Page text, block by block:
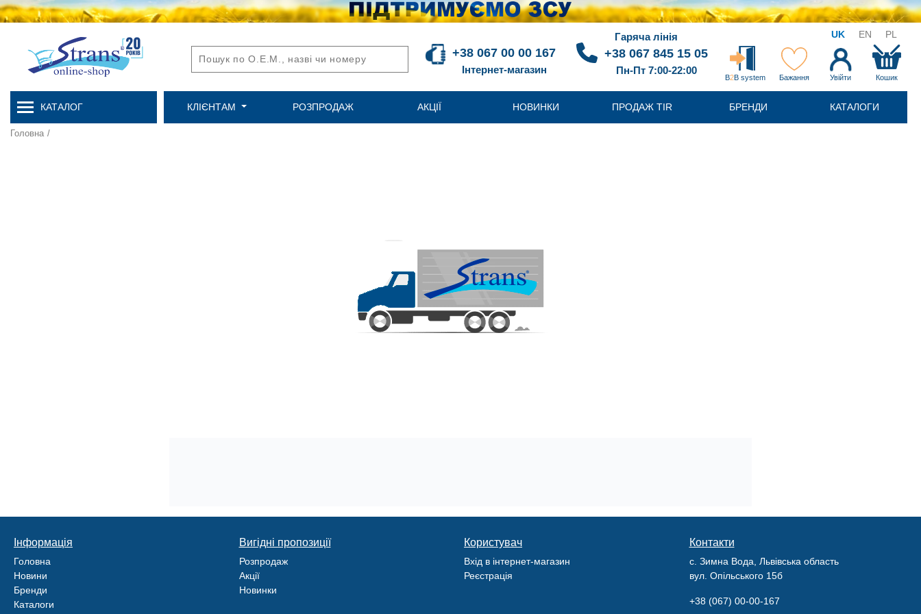
UK EN PL
+38 067 00 00 167
Інтернет-магазин
Гаряча лінія
+38 067 845 15 05
Пн-Пт 7:00-22:00
B2B system Бажання Увійти Кошик
КАТАЛОГ КЛІЄНТАМ РОЗПРОДАЖ АКЦІЇ НОВИНКИ ПРОДАЖ TIR БРЕНДИ КАТАЛОГИ
Головна /
Інформація
Головна
Новини
Бренди
Каталоги
Вигідні пропозиції
Розпродаж
Акції
Новинки
Користувач
Вхід в інтернет-магазин
Реєстрація
Контакти
с. Зимна Вода, Львівська область
вул. Опільського 15б
+38 (067) 00-00-167